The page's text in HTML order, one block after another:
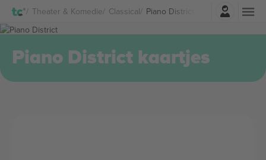
Theater & Komedie Classical Piano District Kaartjes
Log in
Piano District kaartjes